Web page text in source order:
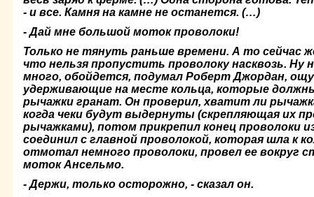
- и все. Камня на камне не останет­ся. (…)
- Дай мне большой моток проволоки!
Только не тянуть раньше времени. А то сейчас
что нельзя пропустить проволоку насквозь. Ну
много, обойдется, подумал Роберт Джордан,
удерживающие на месте кольца, которые
рычажки гранат. Он проверил, хватит ли
когда чеки будут выдернуты (скрепляющая их
рычажками), потом при­крепил конец проволоки
соединил с главной проволокой, которая шла к
отмо­тал немного проволоки, провел ее вокруг
моток Ансельмо.
- Держи, только осторожно, - сказал он.